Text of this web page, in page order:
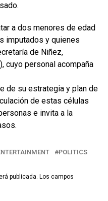
a dos menores de edad
imputados y quienes
de Niñez,
cuyo personal acompaña
de su estrategia y plan de
de estas células
e invita a la
POLITICS
publicada. Los campos